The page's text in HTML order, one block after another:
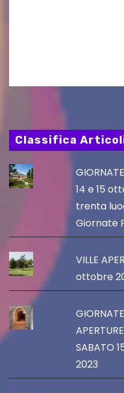
Classifica Articoli
14 e 15
trenta
Giornate
VILLE
ottobre
SABATO
2023